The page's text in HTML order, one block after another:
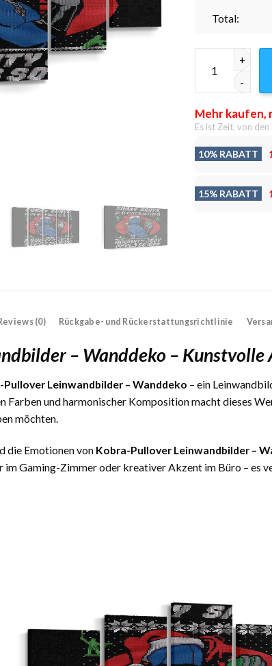
Total:
Kobra-Pullover
Mehr kaufen,
Es ist Zeit, von
10% RABATT
15% RABATT
(0) Rückgabe- und Rückerstattungsrichtlinie
– Wanddeko – Kunstvolle
Pullover Leinwandbilder – Wanddeko – ein
und harmonischer Komposition macht dieses
möchten.
die Emotionen von Kobra-Pullover Leinwandbilder –
Gaming-Zimmer oder kreativer Akzent im Büro – es